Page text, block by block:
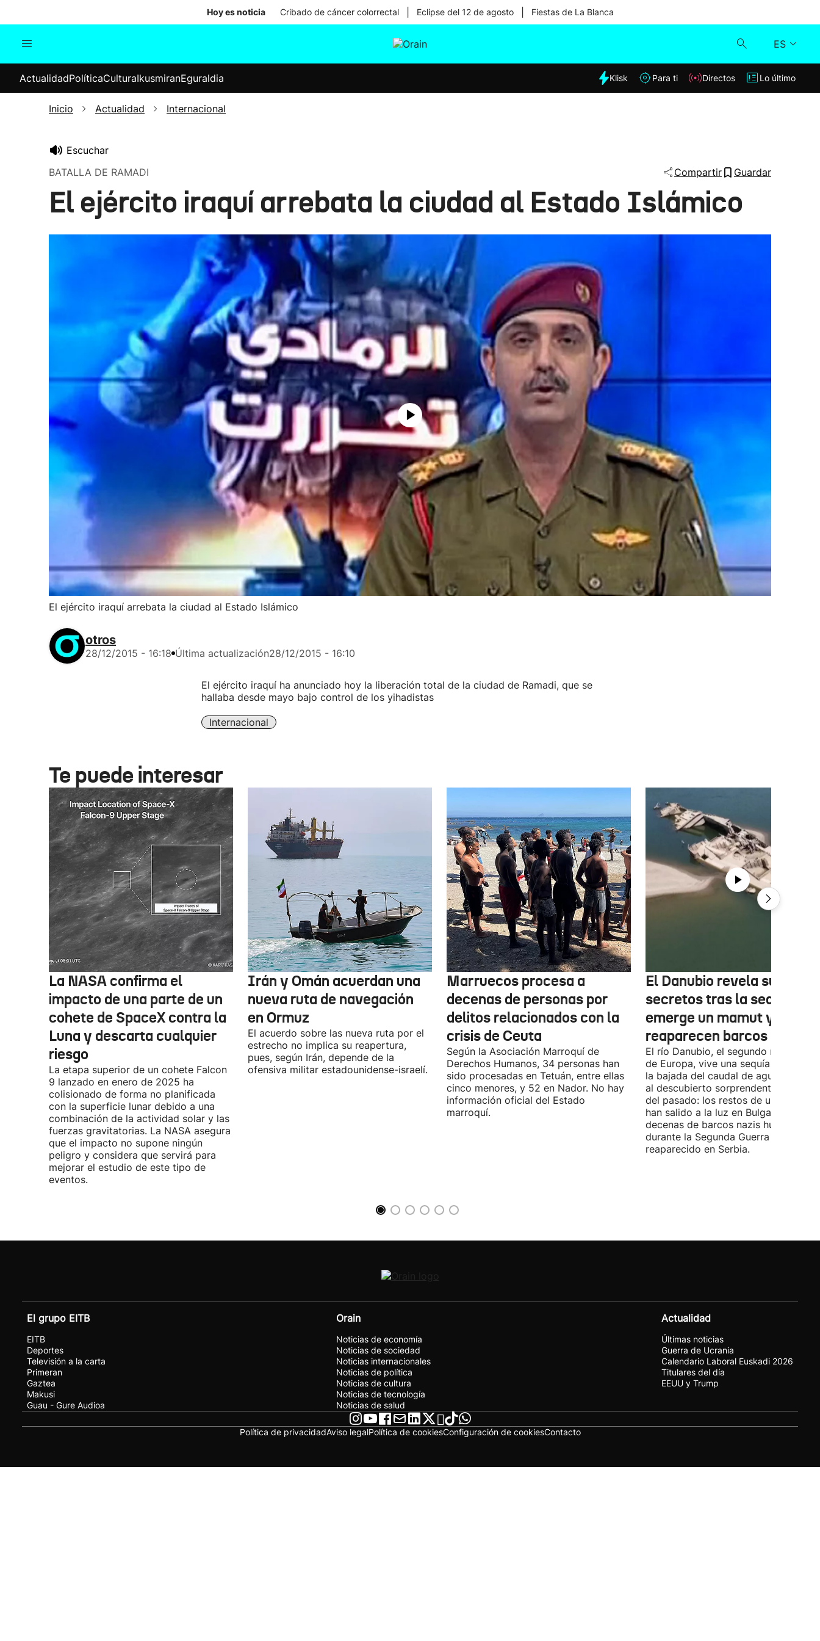
Hoy es noticia Cribado de cáncer colorrectal Eclipse del 12 de agosto Fiestas de La Blanca
ES
Internacional
Elecciones
Klisk
ActualidadPolíticaCulturaIkusmiranEguraldia Klisk Para ti Directos Lo último
Inicio Actualidad Internacional
Escuchar
BATALLA DE RAMADI
Compartir Guardar
El ejército iraquí arrebata la ciudad al Estado Islámico
El ejército iraquí arrebata la ciudad al Estado Islámico
otros
28/12/2015 - 16:18 Última actualización28/12/2015 - 16:10
El ejército iraquí ha anunciado hoy la liberación total de la ciudad de Ramadi, que se
hallaba desde mayo bajo control de los yihadistas
Internacional
Te puede interesar
La NASA confirma el
impacto de una parte de un
cohete de SpaceX contra la
Luna y descarta cualquier
riesgo
La etapa superior de un cohete Falcon
9 lanzado en enero de 2025 ha
colisionado de forma no planificada
con la superficie lunar debido a una
combinación de la actividad solar y las
fuerzas gravitatorias. La NASA asegura
que el impacto no supone ningún
peligro y considera que servirá para
mejorar el estudio de este tipo de
eventos.
Irán y Omán acuerdan una
nueva ruta de navegación
en Ormuz
El acuerdo sobre las nueva ruta por el
estrecho no implica su reapertura,
pues, según Irán, depende de la
ofensiva militar estadounidense-israelí.
Marruecos procesa a
decenas de personas por
delitos relacionados con la
crisis de Ceuta
Según la Asociación Marroquí de
Derechos Humanos, 34 personas han
sido procesadas en Tetuán, entre ellas
cinco menores, y 52 en Nador. No hay
información oficial del Estado
marroquí.
El Danubio revela sus
secretos tras la sequía:
emerge un mamut y
reaparecen barcos nazis
El río Danubio, el segundo más largo
de Europa, vive una sequía histórica
la bajada del caudal de agua ha
al descubierto sorprendentes
del pasado: los restos de un mamut
han salido a la luz en Bulgaria y
decenas de barcos nazis hundidos
durante la Segunda Guerra Mundial
reaparecido en Serbia.
El grupo EITB
EITB
Deportes
Televisión a la carta
Primeran
Gaztea
Makusi
Guau - Gure Audioa
Orain
Noticias de economía
Noticias de sociedad
Noticias internacionales
Noticias de política
Noticias de cultura
Noticias de tecnología
Noticias de salud
Actualidad
Últimas noticias
Guerra de Ucrania
Calendario Laboral Euskadi 2026
Titulares del día
EEUU y Trump
Política de privacidadAviso legalPolítica de cookiesConfiguración de cookiesContacto